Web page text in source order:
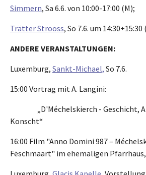
Simmern, Sa 6.6. von 10:00-17:00 (M);
Trätter Strooss, So 7.6. um 14:30+15:30
ANDERE VERANSTALTUNGEN:
Luxemburg, Sankt-Michael, So 7.6.
15:00 Vortrag mit A. Langini:
„D'Méchelskierch - Geschicht,
Konscht“
16:00 Film "Anno Domini 987 –
Fëschmaart" im ehemaligen